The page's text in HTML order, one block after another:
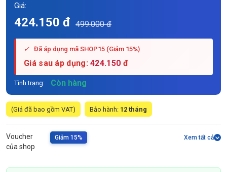
Giá:
424.150 đ 499.000 đ
✓ Đã áp dụng mã SHOP15 (Giảm 15%)
Giá sau áp dụng:424.150 đ
Tình trạng: Còn hàng
(Giá đã bao gồm VAT) Bảo hành: 12 tháng
Voucher
của shop
Giảm 15% Xem tất cả